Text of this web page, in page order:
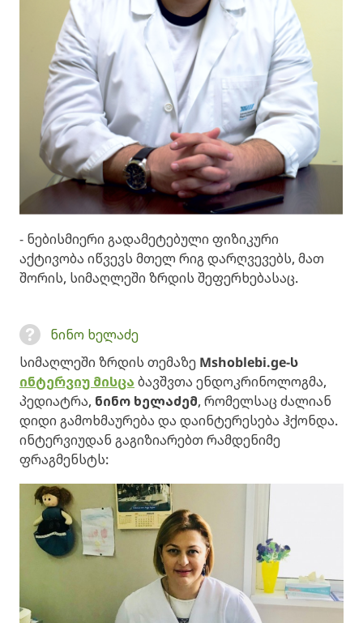
- ნებისმიერი გადამეტებული ფიზიკური
აქტივობა იწვევს მთელ რიგ დარღვევებს, მათ
შორის, სიმაღლეში ზრდის შეფერხებასაც.
ნინო ხელაძე
სიმაღლეში ზრდის თემაზე Mshoblebi.ge-ს
ინტერვიუ მისცა ბავშვთა ენდოკრინოლოგმა,
პედიატრა, ნინო ხელაძემ, რომელსაც ძალიან
დიდი გამოხმაურება და დაინტერესება ჰქონდა.
ინტერვიუდან გაგიზიარებთ რამდენიმე
ფრაგმენსტს: